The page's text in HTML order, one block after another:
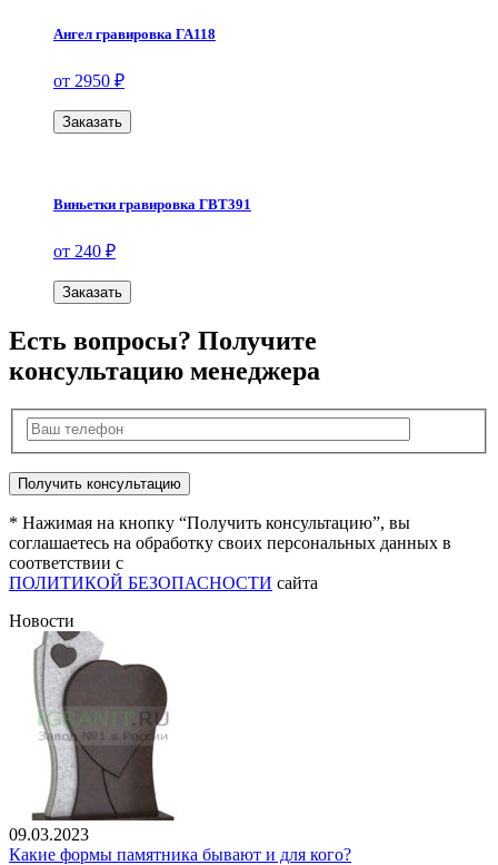
Ангел гравировка ГА118
от 2950 ₽
Заказать
Виньетки гравировка ГВТ391
от 240 ₽
Заказать
Есть вопросы? Получите
консультацию менеджера
* Нажимая на кнопку “Получить консультацию”, вы
соглашаетесь на обработку своих персональных данных в
соответствии с
ПОЛИТИКОЙ БЕЗОПАСНОСТИ сайта
Новости
09.03.2023
Какие формы памятника бывают и для кого?